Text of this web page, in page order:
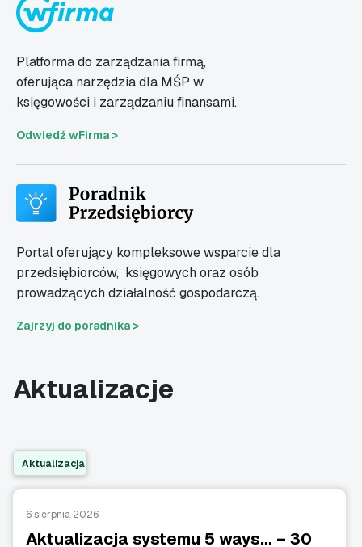
Platforma do zarządzania firmą,
oferująca narzędzia dla MŚP w
księgowości i zarządzaniu finansami.
Odwiedź wFirma >
Portal oferujący kompleksowe wsparcie dla
przedsiębiorców, księgowych oraz osób
prowadzących działalność gospodarczą.
Zajrzyj do poradnika >
Aktualizacje
Aktualizacja
6 sierpnia 2026
Aktualizacja systemu 5 ways… – 30